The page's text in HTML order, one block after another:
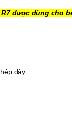
được dùng cho
dày